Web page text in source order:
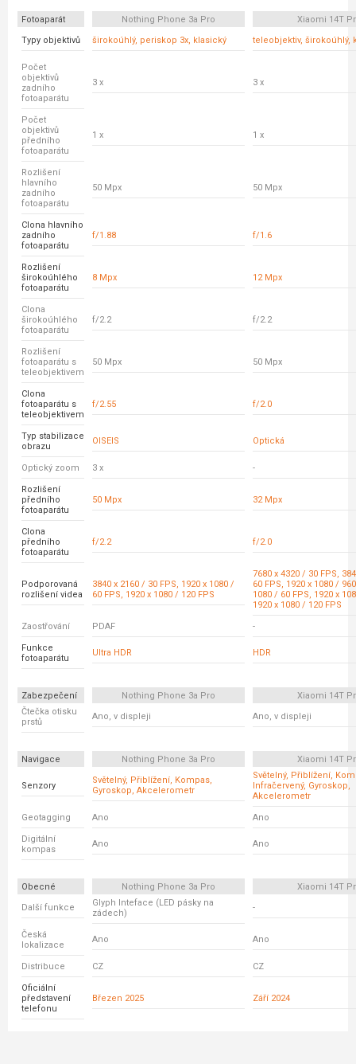
Fotoaparát Nothing Phone 3a Pro
Xiaomi 14T
Typy objektivů
širokoúhlý, periskop 3x, klasický teleobjektiv, širokoúhlý,
Počet
objektivů
zadního
fotoaparátu
3 x 3 x
Počet
objektivů
předního
fotoaparátu
1 x 1 x
Rozlišení
hlavního
zadního
fotoaparátu
50 Mpx 50 Mpx
Clona hlavního
zadního
fotoaparátu
f/1.88 f/1.6
Rozlišení
širokoúhlého
fotoaparátu
8 Mpx 12 Mpx
Clona
širokoúhlého
fotoaparátu
f/2.2 f/2.2
Rozlišení
fotoaparátu s
teleobjektivem
50 Mpx 50 Mpx
Clona
fotoaparátu s
teleobjektivem
f/2.55 f/2.0
Typ stabilizace
obrazu
OISEIS Optická
Optický zoom 3 x -
Rozlišení
předního
fotoaparátu
50 Mpx 32 Mpx
Clona
předního
fotoaparátu
f/2.2 f/2.0
Podporovaná
rozlišení videa
3840 x 2160 / 30 FPS, 1920 x 1080 /
60 FPS, 1920 x 1080 / 120 FPS
7680 x 4320 / 30 FPS,
60 FPS, 1920 x 1080 /
1080 / 60 FPS, 1920 x
1920 x 1080 / 120 FPS
Zaostřování PDAF -
Funkce
fotoaparátu
Ultra HDR HDR
Zabezpečení Nothing Phone 3a Pro
Xiaomi 14T
Čtečka otisku
prstů
Ano, v displeji Ano, v displeji
Navigace Nothing Phone 3a Pro Xiaomi 14T
Senzory
Světelný, Přiblížení, Kompas,
Gyroskop, Akcelerometr
Světelný, Přiblížení,
Infračervený, Gyroskop,
Akcelerometr
Geotagging Ano Ano
Digitální
kompas
Ano Ano
Obecné Nothing Phone 3a Pro
Xiaomi 14T
Další funkce
Glyph Inteface (LED pásky na
zádech)
-
Česká
lokalizace
Ano Ano
Distribuce CZ CZ
Oficiální
představení
telefonu
Březen 2025 Září 2024